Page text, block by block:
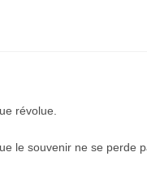
révolue.
le souvenir ne se perde